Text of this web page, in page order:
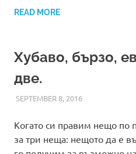
READ MORE
Хубаво, бързо,
две.
SEPTEMBER 8, 2016ADMIN
ПОЛЕЗНО
Когато си правим нещо по
за три неща: нещото да е